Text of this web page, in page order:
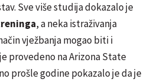
Sve više studija dokazalo je
, a neka istraživanja
vježbanja mogao biti i
provedeno na Arizona State
prošle godine pokazalo je da je